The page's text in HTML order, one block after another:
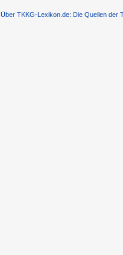
Über TKKG-Lexikon.de: Die Quellen der